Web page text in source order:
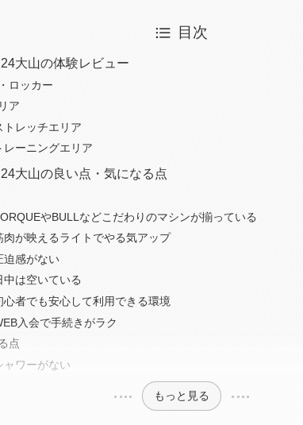
目次
大山の体験レビュー
ロッカー
ア
トレッチエリア
レーニングエリア
大山の良い点・気になる点
やBULLなどこだわりのマシンが揃っている
肉が映えるライトでやる気アップ
迫感がない
中は空いている
心者でも安心して利用できる環境
入会で手続きがラク
点
ャワーがない
もっと見る